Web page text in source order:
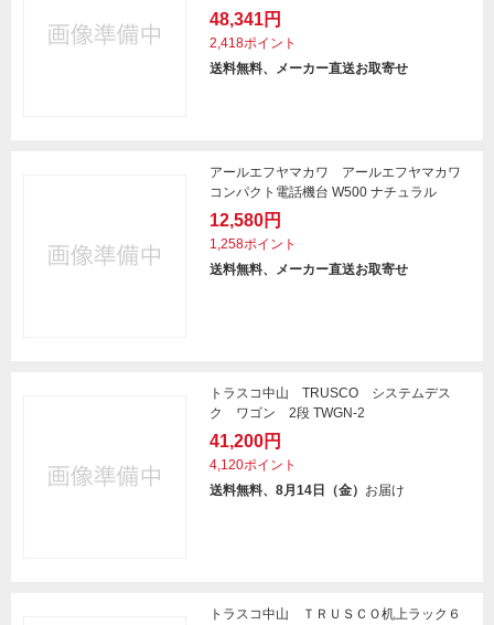
48,341円
2,418ポイント
送料無料、メーカー直送お取寄せ
アールエフヤマカワ アールエフヤマカワ
コンパクト電話機台 W500 ナチュラル
12,580円
1,258ポイント
送料無料、メーカー直送お取寄せ
トラスコ中山 TRUSCO システムデス
ク ワゴン 2段 TWGN-2
41,200円
4,120ポイント
送料無料、8月14日（金） お届け
トラスコ中山 ＴＲＵＳＣＯ机上ラック６